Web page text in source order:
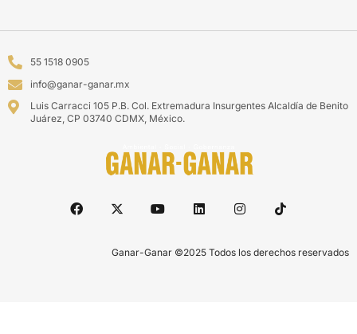
55 1518 0905
info@ganar-ganar.mx
Luis Carracci 105 P.B. Col. Extremadura Insurgentes Alcaldía de Benito
Juárez, CP 03740 CDMX, México.
Ganar-Ganar ©2025 Todos los derechos reservados